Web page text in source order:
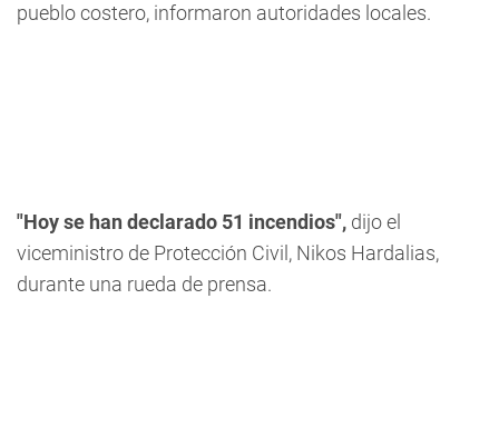
pueblo costero, informaron autoridades locales.
"Hoy se han declarado 51 incendios", dijo el
viceministro de Protección Civil, Nikos Hardalias,
durante una rueda de prensa.